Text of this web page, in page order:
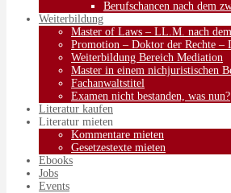
Berufschancen nach dem
Weiterbildung
Master of Laws – LL.M. nach
Promotion – Doktor der Rechte –
Weiterbildung Bereich Mediation
Master in einem nichjuristischen
Fachanwaltstitel
Examen nicht bestanden, was nun?
Literatur kaufen
Literatur mieten
Kommentare mieten
Gesetzestexte mieten
Ebooks
Jobs
Events